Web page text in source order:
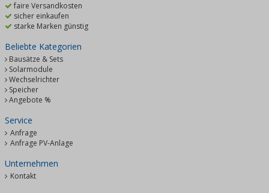
faire Versandkosten
sicher einkaufen
starke Marken günstig
Beliebte Kategorien
Bausätze & Sets
Solarmodule
Wechselrichter
Speicher
Angebote %
Service
Anfrage
Anfrage PV-Anlage
Unternehmen
Kontakt